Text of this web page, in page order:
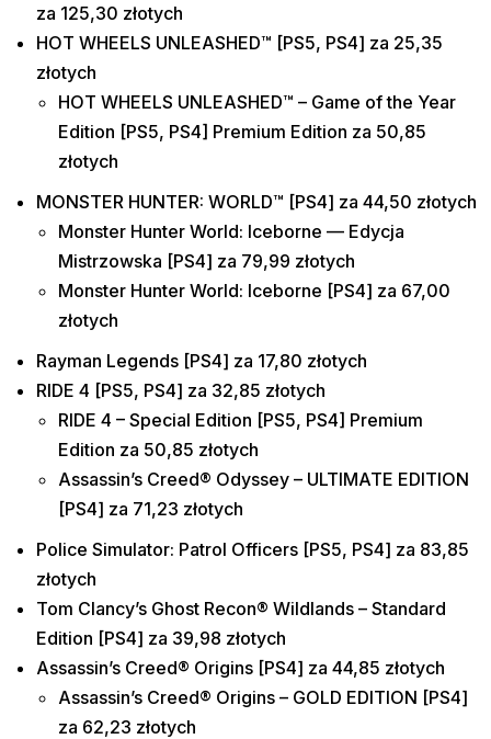
za 125,30 złotych
HOT WHEELS UNLEASHED™ [PS5, PS4] za 25,35
złotych
HOT WHEELS UNLEASHED™ – Game of the Year
Edition [PS5, PS4] Premium Edition za 50,85
złotych
MONSTER HUNTER: WORLD™ [PS4] za 44,50 złotych
Monster Hunter World: Iceborne — Edycja
Mistrzowska [PS4] za 79,99 złotych
Monster Hunter World: Iceborne [PS4] za 67,00
złotych
Rayman Legends [PS4] za 17,80 złotych
RIDE 4 [PS5, PS4] za 32,85 złotych
RIDE 4 – Special Edition [PS5, PS4] Premium
Edition za 50,85 złotych
Assassin’s Creed® Odyssey – ULTIMATE EDITION
[PS4] za 71,23 złotych
Police Simulator: Patrol Officers [PS5, PS4] za 83,85
złotych
Tom Clancy’s Ghost Recon® Wildlands – Standard
Edition [PS4] za 39,98 złotych
Assassin’s Creed® Origins [PS4] za 44,85 złotych
Assassin’s Creed® Origins – GOLD EDITION [PS4]
za 62,23 złotych